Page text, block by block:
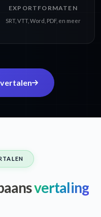
EXPORTFORMATEN
SRT, VTT, Word, PDF, en meer
vertaling